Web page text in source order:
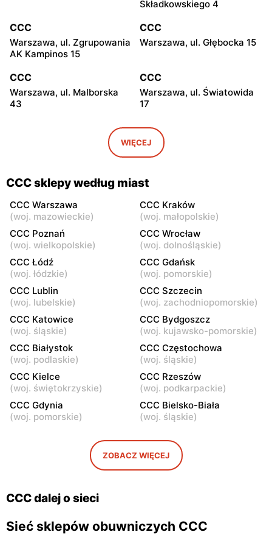
Składkowskiego 4
CCC
Warszawa, ul. Zgrupowania
AK Kampinos 15
CCC
Warszawa, ul. Głębocka 15
CCC
Warszawa, ul. Malborska
43
CCC
Warszawa, ul. Światowida
17
CCC
Warszawa, ul. Kazimierza
Szpotańskiego 4
CCC
Łomianki, ul. Brukowa 25
CCC
CCC
Pruszków, ul. Henryka
Sienkiewicza 19
CCC
Legionowo, ul. Jerzego
Siwińskiego 2
CCC
Legionowo, ul. Marsz.
Józefa Piłsudskiego 31C
CCC
Józefów, ul. 3 Maja 148
CCC
Wołomin, ul. Geodetów 2
CCC
Otwock, ul. Kupiecka 2
CCC
Podkowa Leśna, ul. Gołębia
26
CCC
Radzymin, ul. Konstytucji 3
Maja 13
CCC
Błonie, ul. Powstańców 12
CCC
Grodzisk Mazowiecki, ul.
Nowy Dwór Mazowiecki, ul.
CCC
Mińsk Mazowiecki, ul.
WIĘCEJ
CCC sklepy według miast
CCC Warszawa
(woj. mazowieckie)
CCC Kraków
(woj. małopolskie)
CCC Poznań
(woj. wielkopolskie)
CCC Wrocław
(woj. dolnośląskie)
CCC Łódź
(woj. łódzkie)
CCC Gdańsk
(woj. pomorskie)
CCC Lublin
(woj. lubelskie)
CCC Szczecin
(woj. zachodniopomorskie)
CCC Katowice
(woj. śląskie)
CCC Bydgoszcz
(woj. kujawsko-pomorskie)
CCC Białystok
(woj. podlaskie)
CCC Częstochowa
(woj. śląskie)
CCC Kielce
(woj. świętokrzyskie)
CCC Rzeszów
(woj. podkarpackie)
CCC Gdynia
(woj. pomorskie)
CCC Bielsko-Biała
(woj. śląskie)
ZOBACZ WIĘCEJ
CCC dalej o sieci
Sieć sklepów obuwniczych CCC